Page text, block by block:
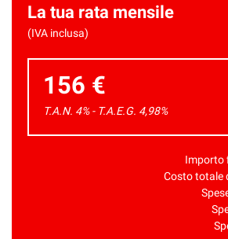
La tua rata mensile
(IVA inclusa)
156 €
T.A.N. 4% - T.A.E.G. 4,98%
Importo
Costo totale